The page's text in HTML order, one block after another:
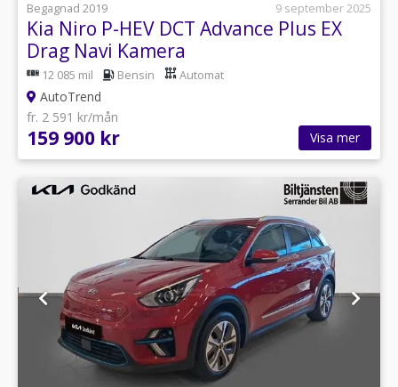
Begagnad 2019
9 september 2025
Kia Niro P-HEV DCT Advance Plus EX
Drag Navi Kamera
12 085 mil Bensin Automat
AutoTrend
fr. 2 591 kr/mån
159 900 kr Visa mer